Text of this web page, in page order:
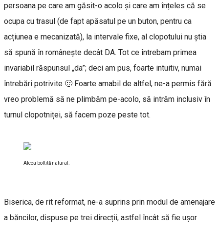
persoana pe care am găsit-o acolo și care am înțeles că se
ocupa cu trasul (de fapt apăsatul pe un buton, pentru ca
acțiunea e mecanizată), la intervale fixe, al clopotului nu știa
să spună în românește decât DA. Tot ce întrebam primea
invariabil răspunsul „da”; deci am pus, foarte intuitiv, numai
întrebări potrivite 🙂 Foarte amabil de altfel, ne-a permis fără
vreo problemă să ne plimbăm pe-acolo, să intrăm inclusiv în
turnul clopotniței, să facem poze peste tot.
Aleea boltită natural.
Biserica, de rit reformat, ne-a suprins prin modul de amenajare
a băncilor, dispuse pe trei direcții, astfel încât să fie ușor